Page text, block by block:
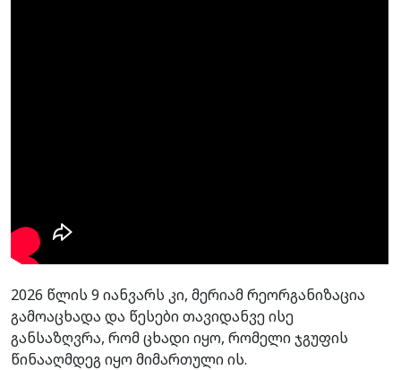
2026 წლის 9 იანვარს კი, მერიამ რეორგანიზაცია
გამოაცხადა და წესები თავიდანვე ისე
განსაზღვრა, რომ ცხადი იყო, რომელი ჯგუფის
წინააღმდეგ იყო მიმართული ის.